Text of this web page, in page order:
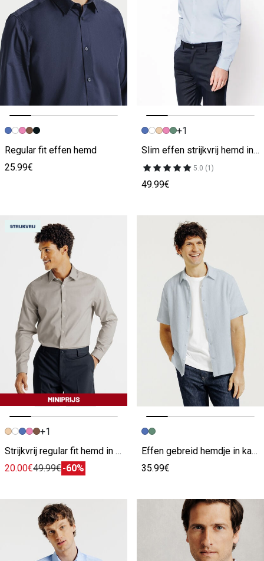
Vorige afbeelding
Volgende beeld
Regular fit effen hemd
25.99€
Vorige afbeelding
Volgende beeld
+1
Slim effen strijkvrij hemd in katoen
5.0 (1)
49.99€
Vorige afbeelding
Volgende beeld
+1
Strijkvrij regular fit hemd in katoen
20.00€49.99€-60%
Vorige afbeelding
Volgende beeld
Effen gebreid hemdje in katoen
35.99€